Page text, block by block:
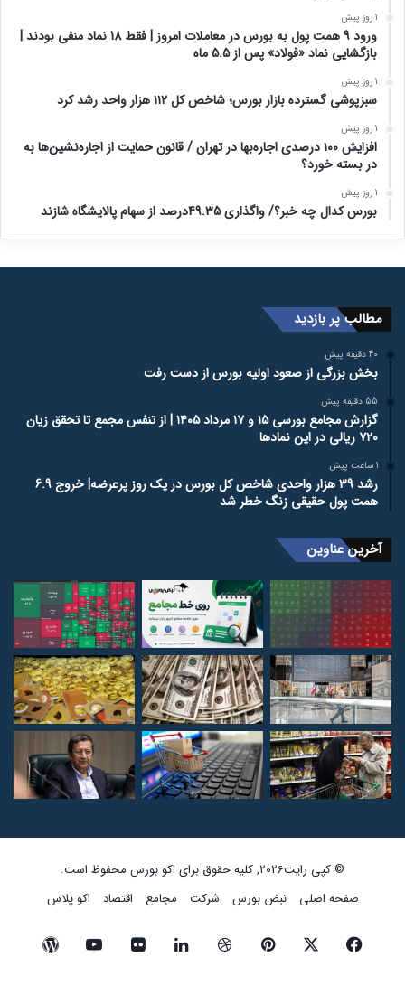
1 روز پیش
ورود 9 همت پول به بورس در معاملات امروز | فقط 18 نماد منفی بودند |
بازگشایی نماد «فولاد» پس از 5.5 ماه
1 روز پیش
سبزپوشی گسترده بازار بورس؛ شاخص کل ۱۱۲ هزار واحد رشد کرد
1 روز پیش
افزایش ۱۰۰ درصدی اجاره‌بها در تهران / قانون حمایت از اجاره‌نشین‌ها به
در بسته خورد؟
1 روز پیش
بورس کدال چه خبر؟/ واگذاری 49.35درصد از سهام پالایشگاه شازند
مطالب پر بازدید
40 دقیقه پیش
بخش بزرگی از صعود اولیه بورس از دست رفت
55 دقیقه پیش
گزارش مجامع بورسی ۱۵ و ۱۷ مرداد ۱۴۰۵ | از تنفس مجمع تا تحقق زیان
۷۲۰ ریالی در این نماد‌ها
1 ساعت پیش
رشد 39 هزار واحدی شاخص کل بورس در یک روز پرعرضه| خروج 6.9
همت پول حقیقی زنگ خطر شد
آخرین عناوین
© کپی رایت2026, کلیه حقوق برای اکو بورس محفوظ است.
صفحه اصلی
نبض بورس شرکت مجامع اقتصاد اکو پلاس
فیسبوک ایکس پینتریستدریبببل لینکداین تصاویر
یوتیوب